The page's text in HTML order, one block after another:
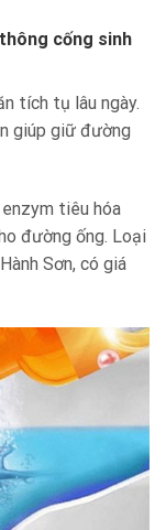
cống sinh
tích tụ lâu ngày.
giúp giữ đường
tiêu hóa
đường ống. Loại
Sơn, có giá